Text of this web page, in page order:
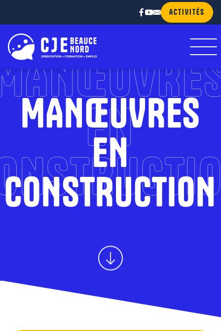
ACTIVITÉS
EN
MANŒUVRES
EN
CONSTRUCTION